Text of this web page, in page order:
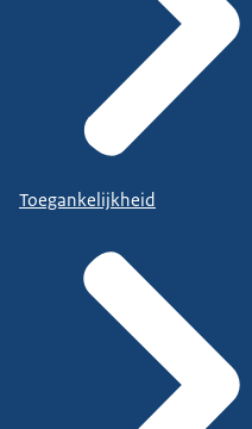
Toegankelijkheid